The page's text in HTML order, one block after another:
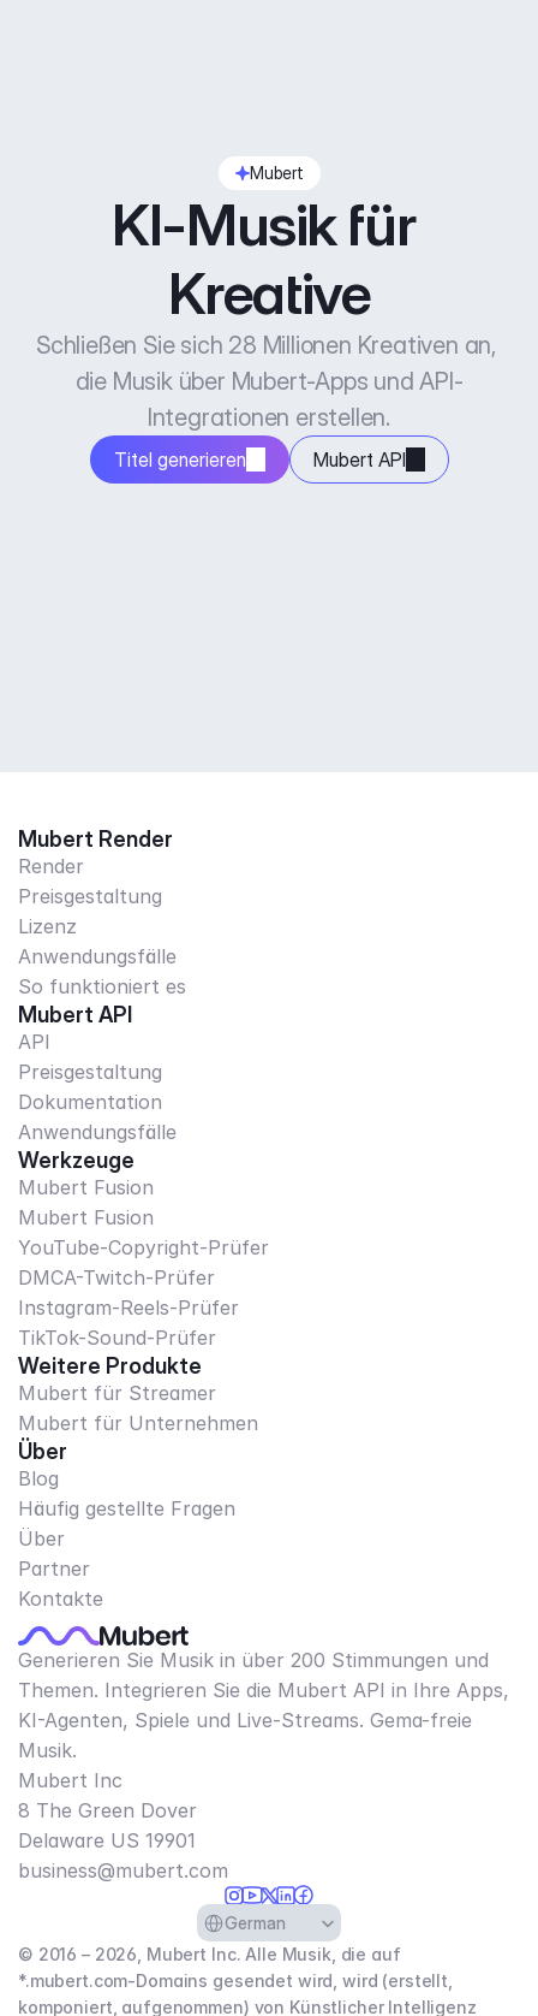
Mubert
KI-Musik für
Kreative
Schließen Sie sich 28 Millionen Kreativen an,
die Musik über Mubert-Apps und API-
Integrationen erstellen.
Titel generieren Mubert API
Mubert Render
Render
Preisgestaltung
Lizenz
Anwendungsfälle
So funktioniert es
Mubert API
API
Preisgestaltung
Dokumentation
Anwendungsfälle
Werkzeuge
Mubert Fusion
Mubert Fusion
YouTube-Copyright-Prüfer
DMCA-Twitch-Prüfer
Instagram-Reels-Prüfer
TikTok-Sound-Prüfer
Weitere Produkte
Mubert für Streamer
Mubert für Unternehmen
Über
Blog
Häufig gestellte Fragen
Über
Partner
Kontakte
Generieren Sie Musik in über 200 Stimmungen und
Themen. Integrieren Sie die Mubert API in Ihre Apps,
KI-Agenten, Spiele und Live-Streams. Gema-freie
Musik.
Mubert Inc
8 The Green Dover
Delaware US 19901​
business@mubert.com
Select Language
German
© 2016 – 2026, Mubert Inc. Alle Musik, die auf
*.mubert.com-Domains gesendet wird, wird (erstellt,
komponiert, aufgenommen) von Künstlicher Intelligenz